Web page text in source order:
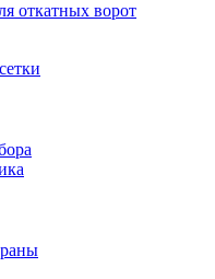
откатных ворот